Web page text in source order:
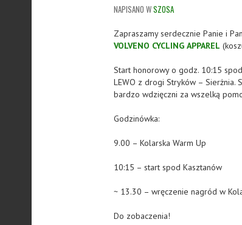
NAPISANO WSZOSA
Zapraszamy serdecznie Panie i
VOLVENO CYCLING APPAREL
Start honorowy o godz. 10:15
LEWO z drogi Stryków – Sierżnia.
bardzo wdzięczni za wszelką
Godzinówka:
9.00 – Kolarska Warm Up
10:15 – start spod Kasztanów
~ 13.30 – wręczenie nagród w
Do zobaczenia!